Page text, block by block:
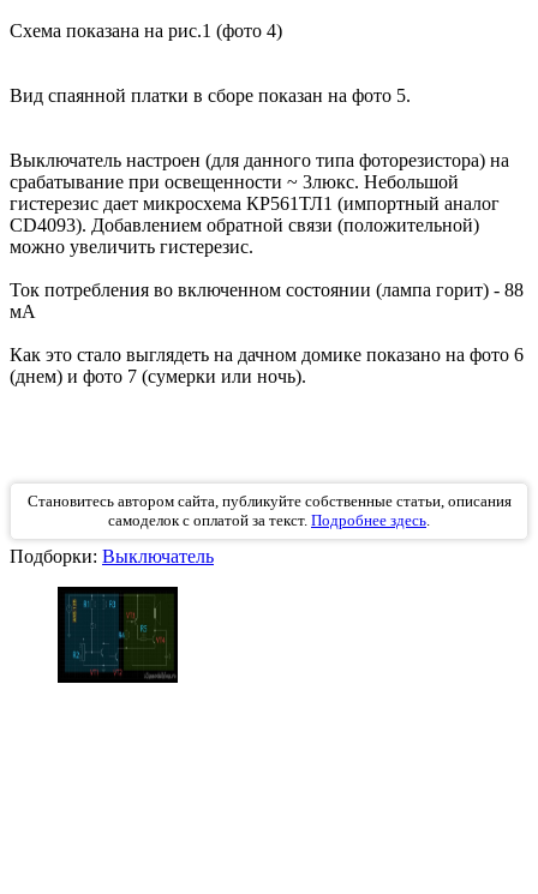
Схема показана на рис.1 (фото 4)
Вид спаянной платки в сборе показан на фото 5.
Выключатель настроен (для данного типа фоторезистора) на
срабатывание при освещенности ~ 3люкс. Небольшой
гистерезис дает микросхема КР561ТЛ1 (импортный аналог
CD4093). Добавлением обратной связи (положительной)
можно увеличить гистерезис.
Ток потребления во включенном состоянии (лампа горит) - 88
мА
Как это стало выглядеть на дачном домике показано на фото 6
(днем) и фото 7 (сумерки или ночь).
Становитесь автором сайта, публикуйте собственные статьи, описания
самоделок с оплатой за текст. Подробнее здесь.
Подборки: Выключатель